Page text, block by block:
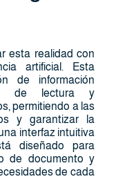
esta realidad con
artificial. Esta
de información
de lectura y
permitiendo a las
y garantizar la
interfaz intuitiva
diseñado para
de documento y
de cada